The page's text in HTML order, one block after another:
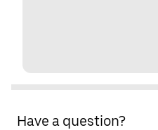
Have a question?